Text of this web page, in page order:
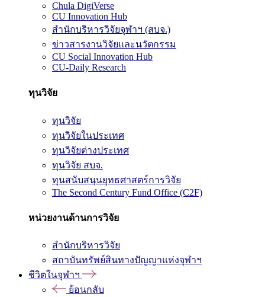
Chula DigiVerse
CU Innovation Hub
สำนักบริหารวิจัยจุฬาฯ (สบจ.)
ข่าวสารงานวิจัยและนวัตกรรม
CU Social Innovation Hub
CU-Daily Research
ทุนวิจัย
ทุนวิจัย
ทุนวิจัยในประเทศ
ทุนวิจัยต่างประเทศ
ทุนวิจัย สบจ.
ทุนสนับสนุนยุทธศาสตร์การวิจัย
The Second Century Fund Office (C2F)
หน่วยงานด้านการวิจัย
สำนักบริหารวิจัย
สถาบันทรัพย์สินทางปัญญาแห่งจุฬาฯ
ชีวิตในจุฬาฯ
ย้อนกลับ